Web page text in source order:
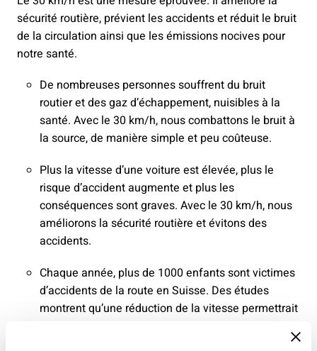
sécurité routière, prévient les accidents et réduit le bruit
de la circulation ainsi que les émissions nocives pour
notre santé.
De nombreuses personnes souffrent du bruit
routier et des gaz d’échappement, nuisibles à la
santé. Avec le 30 km/h, nous combattons le bruit à
la source, de manière simple et peu coûteuse.
Plus la vitesse d’une voiture est élevée, plus le
risque d’accident augmente et plus les
conséquences sont graves. Avec le 30 km/h, nous
améliorons la sécurité routière et évitons des
accidents.
Chaque année, plus de 1000 enfants sont victimes
d’accidents de la route en Suisse. Des études
montrent qu’une réduction de la vitesse permettrait